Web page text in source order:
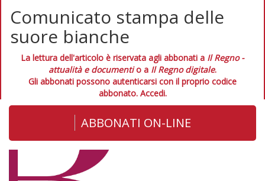
Comunicato stampa delle
suore bianche
La lettura dell'articolo è riservata agli abbonati a Il Regno -
attualità e documentio a Il Regno digitale.
Gli abbonati possono autenticarsi con il proprio codice
abbonato. Accedi.
ABBONATI ON-LINE